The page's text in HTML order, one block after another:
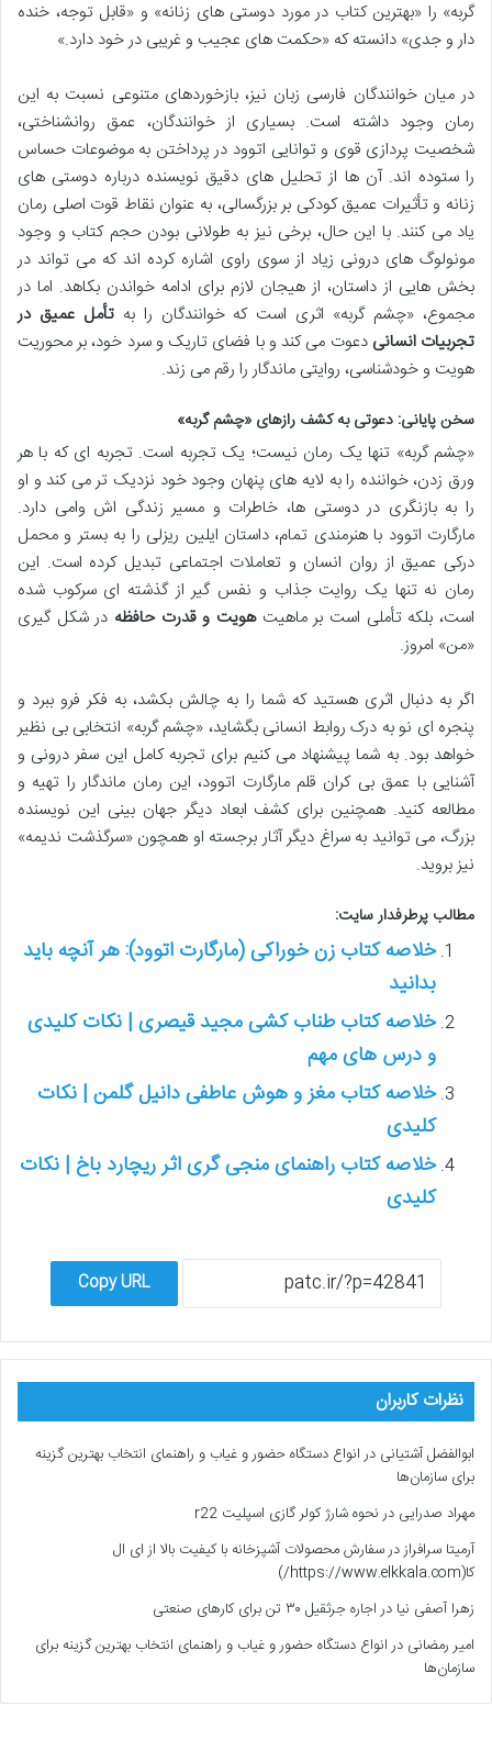
گربه» را «بهترین کتاب در مورد دوستی های زنانه» و «قابل توجه، خنده
دار و جدی» دانسته که «حکمت های عجیب و غریبی در خود دارد.»
در میان خوانندگان فارسی زبان نیز، بازخوردهای متنوعی نسبت به این
رمان وجود داشته است. بسیاری از خوانندگان، عمق روانشناختی،
شخصیت پردازی قوی و توانایی اتوود در پرداختن به موضوعات حساس
را ستوده اند. آن ها از تحلیل های دقیق نویسنده درباره دوستی های
زنانه و تأثیرات عمیق کودکی بر بزرگسالی، به عنوان نقاط قوت اصلی رمان
یاد می کنند. با این حال، برخی نیز به طولانی بودن حجم کتاب و وجود
مونولوگ های درونی زیاد از سوی راوی اشاره کرده اند که می تواند در
بخش هایی از داستان، از هیجان لازم برای ادامه خواندن بکاهد. اما در
مجموع، «چشم گربه» اثری است که خوانندگان را بهتأمل عمیق در
تجربیات انسانی دعوت می کند و با فضای تاریک و سرد خود، بر محوریت
هویت و خودشناسی، روایتی ماندگار را رقم می زند.
سخن پایانی: دعوتی به کشف رازهای «چشم گربه»
«چشم گربه» تنها یک رمان نیست؛ یک تجربه است. تجربه ای که با هر
ورق زدن، خواننده را به لایه های پنهان وجود خود نزدیک تر می کند و او
را به بازنگری در دوستی ها، خاطرات و مسیر زندگی اش وامی دارد.
مارگارت اتوود با هنرمندی تمام، داستان ایلین ریزلی را به بستر و محمل
درکی عمیق از روان انسان و تعاملات اجتماعی تبدیل کرده است. این
رمان نه تنها یک روایت جذاب و نفس گیر از گذشته ای سرکوب شده
است، بلکه تأملی است بر ماهیتهویت و قدرت حافظه در شکل گیری
«من» امروز.
اگر به دنبال اثری هستید که شما را به چالش بکشد، به فکر فرو ببرد و
پنجره ای نو به درک روابط انسانی بگشاید، «چشم گربه» انتخابی بی نظیر
خواهد بود. به شما پیشنهاد می کنیم برای تجربه کامل این سفر درونی و
آشنایی با عمق بی کران قلم مارگارت اتوود، این رمان ماندگار را تهیه و
مطالعه کنید. همچنین برای کشف ابعاد دیگر جهان بینی این نویسنده
بزرگ، می توانید به سراغ دیگر آثار برجسته او همچون «سرگذشت ندیمه»
نیز بروید.
مطالب پرطرفدار سایت:
خلاصه کتاب زن خوراکی (مارگارت اتوود): هر آنچه باید
بدانید
خلاصه کتاب طناب کشی مجید قیصری | نکات کلیدی
و درس های مهم
خلاصه کتاب مغز و هوش عاطفی دانیل گلمن | نکات
کلیدی
خلاصه کتاب راهنمای منجی گری اثر ریچارد باخ | نکات
کلیدی
Copy URL
نظرات کاربران
ابوالفضل آشتیانی درانواع دستگاه حضور و غیاب و راهنمای انتخاب بهترین گزینه
برای سازمان‌ها
مهراد صدرایی درنحوه شارژ کولر گازی اسپلیت r22
آرمیتا سرافرازدرسفارش محصولات آشپزخانه با کیفیت بالا از ای ال
کا(https://www.elkkala.com/)
زهرا آصفی نیا دراجاره جرثقیل ۳۰ تن برای کارهای صنعتی
امیر رمضانی درانواع دستگاه حضور و غیاب و راهنمای انتخاب بهترین گزینه برای
سازمان‌ها